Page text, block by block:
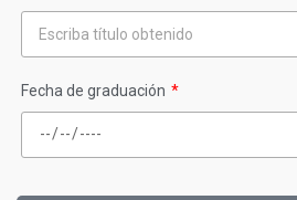
Fecha de graduación